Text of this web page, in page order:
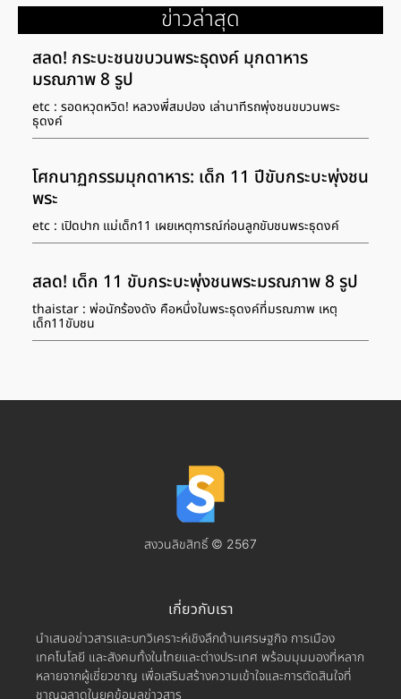
Reuters/Andrew Boyers โธมัส ทูเคิ่ล กุนซือทีมชาติอังกฤษ เด
แคลน ไรซ์ และ แฮร์รี่ เคน "ถ้ามีนักเตะสักคนที่สามารถโยนบอลเข้าไป
ในกรอบเขตโทษจากเส้นกลางสนาม หรือส่งบอลได้อย่างแม่นยำและ
อันตรายจากลูกตั้งเตะ ก็จงใช้พวกเขา" "มันเห็นได้ชัดเจนมากใน
พรีเมียร์ลีก ไม่ใช่แค่ทีมที่เป็นรองกว่าเท่านั้นที่ใช้" "ลองดูทีมจ่าฝูงสิ
อาร์เซน่อลขึ้นชื่อเรื่องการใช้ลูกตั้งเตะ ใครเป็นคนเตะมุมและลูกตั้งเตะ
ที่อันตรายเหล่านั้นให้พวกเขา ? เดแคลน ไรซ์ และ บูกาโย่ ซาก้า" "แล้ว
ลองดูคุณภาพการเล่นลูกกลางอากาศของอังกฤษ ความสามารถและ
อื่นๆ จะเตรียมพร้อมสำหรับมันหรือไม่" […]
ข่าวล่าสุด
สลด! กระบะชนขบวนพระธุดงค์ มุกดาหาร
มรณภาพ 8 รูป
etc : รอดหวุดหวิด! หลวงพี่สมปอง เล่านาทีรถพุ่งชนขบวนพระ
ธุดงค์
โศกนาฏกรรมมุกดาหาร: เด็ก 11 ปีขับกระบะพุ่งชน
พระ
etc : เปิดปาก แม่เด็ก11 เผยเหตุการณ์ก่อนลูกขับชนพระธุดงค์
สลด! เด็ก 11 ขับกระบะพุ่งชนพระมรณภาพ 8 รูป
thaistar : พ่อนักร้องดัง คือหนึ่งในพระธุดงค์ที่มรณภาพ เหตุ
เด็ก11ขับชน
สงวนลิขสิทธิ์ © 2567
เกี่ยวกับเรา
นำเสนอข่าวสารและบทวิเคราะห์เชิงลึกด้านเศรษฐกิจ การเมือง
เทคโนโลยี และสังคมทั้งในไทยและต่างประเทศ พร้อมมุมมองที่หลาก
หลายจากผู้เชี่ยวชาญ เพื่อเสริมสร้างความเข้าใจและการตัดสินใจที่
ชาญฉลาดในยุคข้อมูลข่าวสาร